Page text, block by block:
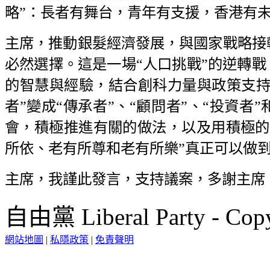
略”：長者有舞台，青年有支援，香港有
主席，推動銀髮經濟發展，與國家戰略
必然選擇。這是一場“人口挑戰”的逆轉
的智慧與經驗，結合創科力量與政策支
者”變成“傳承者”、“顧問者”、“投資者
會，積極推進有關的做法，以及用積極
所依、老有所尊和老有所樂”真正可以做
主席，我謹此發言，支持議案，多謝主席
自由黨 Liberal Party -
網站地圖 | 私隱政策 | 免責聲明